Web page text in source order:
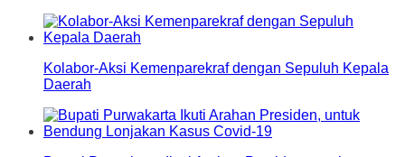
Kolabor-Aksi Kemenparekraf dengan Sepuluh Kepala
Daerah